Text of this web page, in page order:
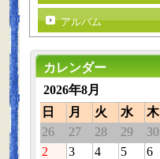
アルバム
カレンダー
2026年8月
日
月 火 水 木
26
27 28 29 30
2
3 4 5 6